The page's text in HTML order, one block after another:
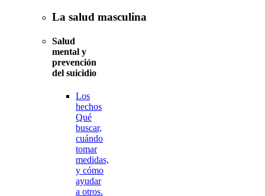
La salud masculina
Salud
mental y
prevención
del suicidio
Los
hechos
Qué
buscar,
cuándo
tomar
medidas,
y cómo
ayudar
a otros.